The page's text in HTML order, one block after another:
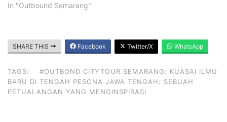
In "Outbound Semarang"
SHARE THIS Facebook Twitter/X WhatsApp
TAGS:
#OUTBOND CITYTOUR SEMARANG: KUASAI ILMU
BARU DI TENGAH PESONA JAWA TENGAH: SEBUAH
PETUALANGAN YANG MENGINSPIRASI